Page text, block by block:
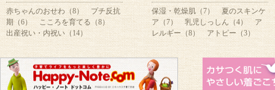
赤ちゃんのおせわ（8）
プチ反抗
期（6）
こころを育てる（8）
出産祝い・内祝い（14）
保湿・乾燥肌（7）
夏のスキンケ
ア（7）
乳児しっしん（4）
ア
レルギー（8）
アトピー（3）